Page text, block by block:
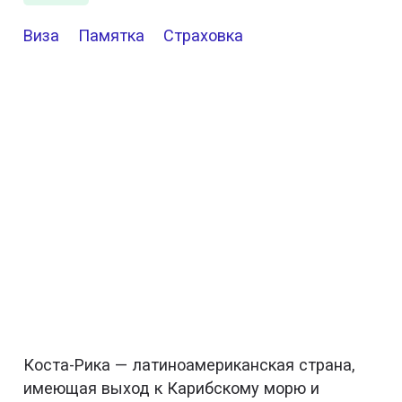
Виза Памятка Страховка
Коста-Рика — латиноамериканская страна,
имеющая выход к Карибскому морю и